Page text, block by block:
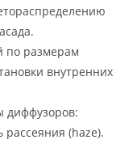
по размерам
внутренних
диффузоров:
(haze).